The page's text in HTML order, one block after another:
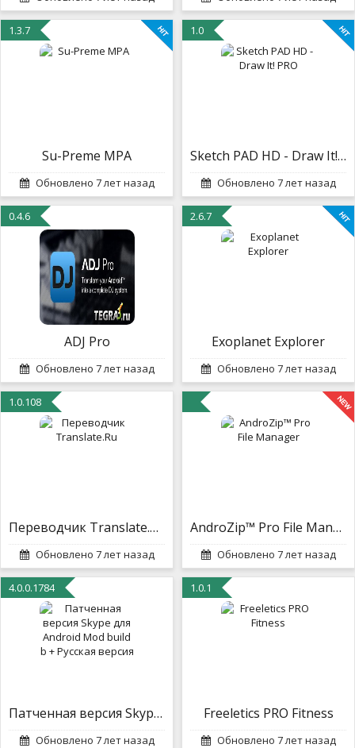
1.3.7
Su-Preme MPA
Обновлено 7 лет назад
1.0
Sketch PAD HD - Draw It! PRO
Обновлено 7 лет назад
0.4.6
ADJ Pro
Обновлено 7 лет назад
2.6.7
Exoplanet Explorer
Обновлено 7 лет назад
1.0.108
Переводчик Translate.Ru
Обновлено 7 лет назад
AndroZip™ Pro File Manager
Обновлено 7 лет назад
4.0.0.1784
Патченная версия Skype для Android Mod build b + Русская версия
Обновлено 7 лет назад
1.0.1
Freeletics PRO Fitness
Обновлено 7 лет назад